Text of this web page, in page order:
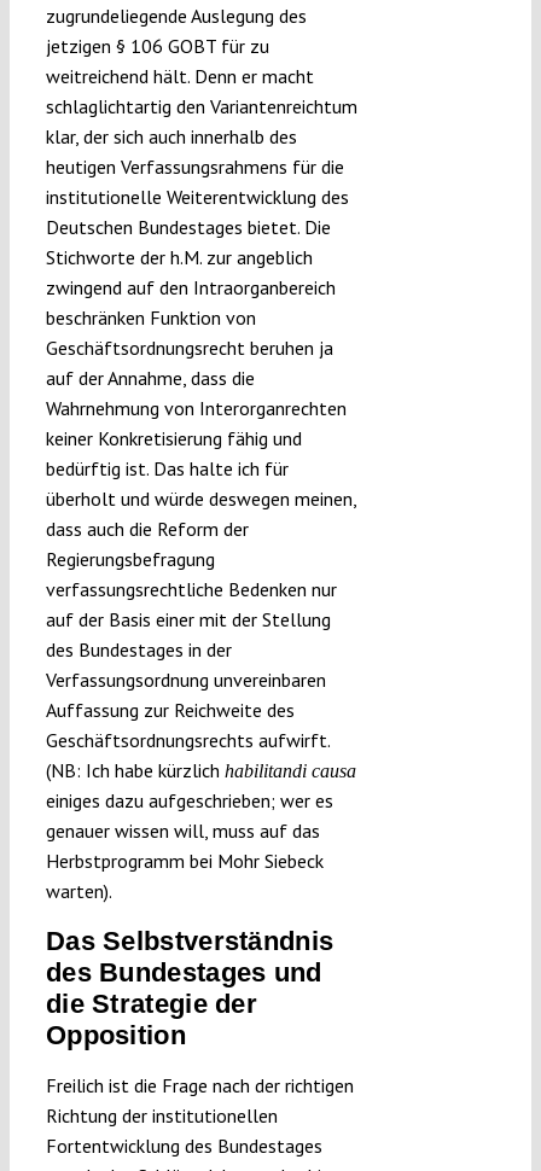
zugrundeliegende Auslegung des
jetzigen § 106 GOBT für zu
weitreichend hält. Denn er macht
schlaglichtartig den Variantenreichtum
klar, der sich auch innerhalb des
heutigen Verfassungsrahmens für die
institutionelle Weiterentwicklung des
Deutschen Bundestages bietet. Die
Stichworte der h.M. zur angeblich
zwingend auf den Intraorganbereich
beschränken Funktion von
Geschäftsordnungsrecht beruhen ja
auf der Annahme, dass die
Wahrnehmung von Interorganrechten
keiner Konkretisierung fähig und
bedürftig ist. Das halte ich für
überholt und würde deswegen meinen,
dass auch die Reform der
Regierungsbefragung
verfassungsrechtliche Bedenken nur
auf der Basis einer mit der Stellung
des Bundestages in der
Verfassungsordnung unvereinbaren
Auffassung zur Reichweite des
Geschäftsordnungsrechts aufwirft.
(NB: Ich habe kürzlich habilitandi causa
einiges dazu aufgeschrieben; wer es
genauer wissen will, muss auf das
Herbstprogramm bei Mohr Siebeck
warten).
Das Selbstverständnis
des Bundestages und
die Strategie der
Opposition
Freilich ist die Frage nach der richtigen
Richtung der institutionellen
Fortentwicklung des Bundestages